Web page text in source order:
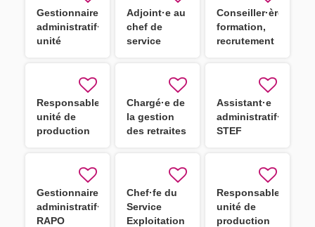
Gestionnaire
administratif·ve
unité
Adjoint·e au
chef de
service
financière et
comptable
H/F
Conseiller·ère
formation,
recrutement
assistants
familiaux
H/F
Responsable
unité de
production
Chargé·e de
la gestion
des retraites
Assistant·e
administratif·ve
STEF
Gestionnaire
administratif·ve
RAPO
Chef·fe du
Service
Exploitation
Responsable
unité de
production